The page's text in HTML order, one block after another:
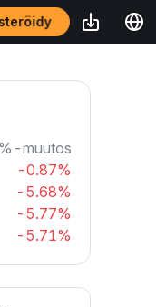
%-muutos
-0.87%
-5.68%
-5.77%
-5.71%